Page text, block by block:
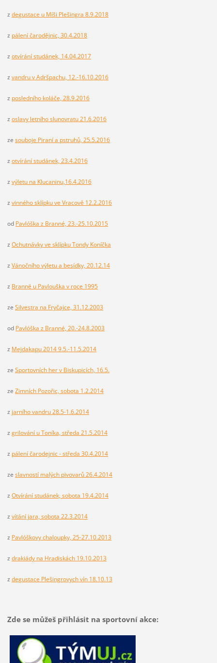
z degustace u Míši Plešingra 8.9.2018
z pálení čarodějnic, 30.4.2018
z otvírání studánek, 14.04.2017
z vandru v Adršpachu, 12.-16.10.2016
z posledního koláče, 28.9.2016
z oslavy letního slunovratu 21.6.2016
ze souboje Piraní a pstruhů, 25.5.2016
z otvírání studánek, 23.4.2016
z výletu na Klucaninu,16.4.2016
z vinného sklípku ve Vracově 12.2.2016
od Pavlóška z Branné, 23.-25.10.2015
z Ochutnávky ve sklípku Tondy Koníčka
z Vánočního výletu a besídky, 20.12.14
z Branné u Pavlouška v roce 1995
ze Silvestra na Fryčajce, 31.12.2003
od Pavlóška z Branné, 20.-24.8.2003
z Mejdakapu 2014 9.5.-11.5.2014
ze Sportovních her v Biskupicích, 16.5.
ze Zimních Pozořic, sobota 1.2.2014
z jarního vandru 28.5-1.6.2014
z grilování u Toníka, středa 21.5.2014
z pálení čarodejnic - středa 30.4.2014
ze slavností malých pivovarů 26.4.2014
z Otvírání studánek, sobota 19.4.2014
z vítání jara, sobota 22.3.2014
z Pavlóškovy chaloupky, 25-27.10.2013
z drakiády na Hradiskách 19.10.2013
z degustace Plešingrovych vín 18.10.13
Zde se můžeš přihlásit na sportovní akce: